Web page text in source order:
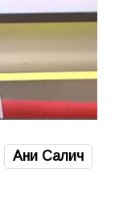
Ани Салич